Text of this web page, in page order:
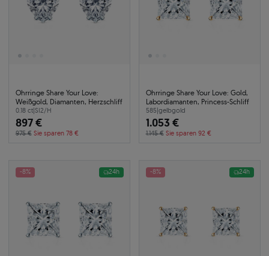
Ohrringe Share Your Love:
Weißgold, Diamanten, Herzschliff
0.18 ct|SI2/H
897 €
975 € Sie sparen 78 €
Ohrringe Share Your Love: Gold,
Labordiamanten, Princess-Schliff
585|gelbgold
1.053 €
1.145 € Sie sparen 92 €
-8% 24h -8% 24h